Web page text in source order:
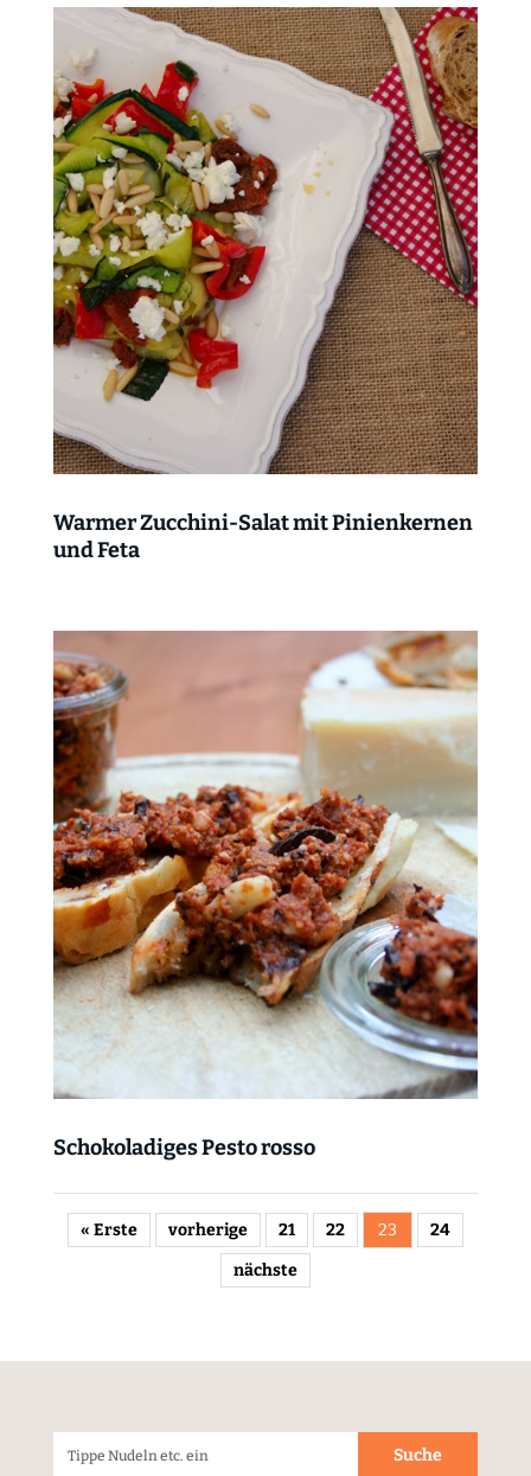
Warmer Zucchini-Salat mit Pinienkernen
und Feta
Schokoladiges Pesto rosso
« Erste vorherige 21 22 23
24
nächste